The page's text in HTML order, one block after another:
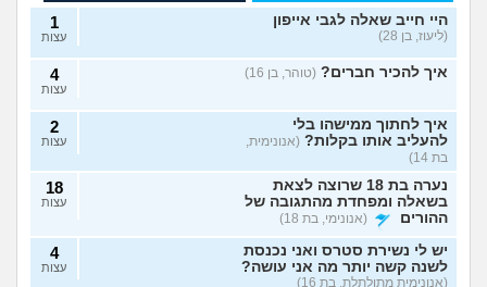
היי חייב שאלה לגבי אייפון
(ליעוז, בן 28)
1
עצות
איך להכיר חברים? (טוהר, בן 16) 4
עצות
איך לחתוך ממישהו בלי
להעליב אותו בקלות? (אנונימית,
בת 14)
2
עצות
נערה בת 18 שרוצה לצאת
בשאלה ומפחדת מהתגובה של
ההורים
(אנונימי, בת 18)
18
עצות
יש לי נשירת סטרס ואני נכנסת
לשנה קשה יותר מה אני עושה?
(אנונימית מתולתלת, בת 16)
4
עצות